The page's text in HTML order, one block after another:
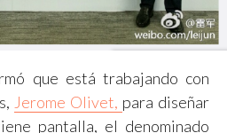
que está trabajando con
Jerome Olivet, para diseñar
pantalla, el denominado